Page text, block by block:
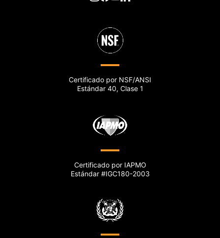
Certificado por NSF/ANSI
Estándar 40, Clase 1
Certificado por IAPMO
Estándar #IGC180-2003